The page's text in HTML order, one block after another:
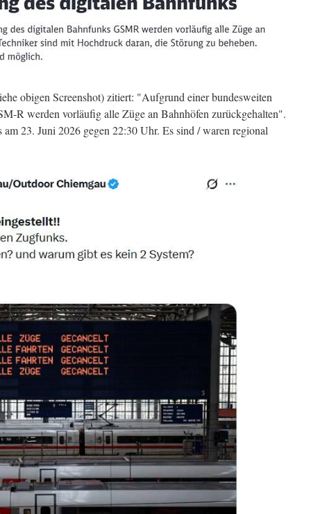
obigen Screenshot) zitiert: "Aufgrund einer bundesweiten
R werden vorläufig alle Züge an Bahnhöfen zurückgehalten".
23. Juni 2026 gegen 22:30 Uhr. Es sind / waren regional